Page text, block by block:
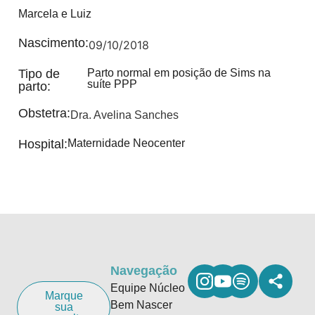
Marcela e Luiz
Nascimento:09/10/2018
Tipo de
parto:
Parto normal em posição de Sims na
suíte PPP
Obstetra:Dra. Avelina Sanches
Hospital:Maternidade Neocenter
Marque
sua
Navegação
Equipe Núcleo
Bem Nascer